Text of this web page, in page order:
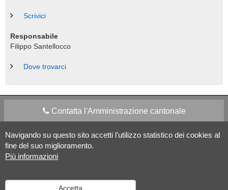
Navigando su questo sito accetti l'utilizzo statistico dei cookies al
fine del suo miglioramento.
Più informazioni
Accetta
Scrivici
Responsabile
Filippo Santellocco
Dove trovarci
Contatta l'Amministrazione cantonale
Apps Mobile Social media